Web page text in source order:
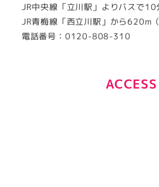
JR中央線「立川駅」よりバスで10
JR青梅線「西立川駅」から620m（
電話番号：0120-808-310
ACCESS